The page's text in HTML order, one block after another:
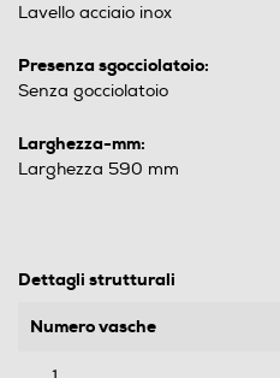
Lavello acciaio inox
Presenza sgocciolatoio:
Senza gocciolatoio
Larghezza-mm:
Larghezza 590 mm
Dettagli strutturali
Numero vasche